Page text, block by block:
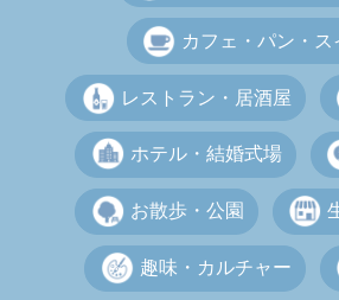
カフェ・パン・ス
レストラン・居酒屋
ホテル・結婚式場
お散歩・公園
趣味・カルチャー